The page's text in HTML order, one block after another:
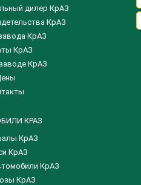
дилер КрАЗ
КрАЗ
КрАЗ
КрАЗ
КрАЗ
КРАЗ
КрАЗ
КрАЗ
КрАЗ
КрАЗ